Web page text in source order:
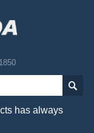

has always